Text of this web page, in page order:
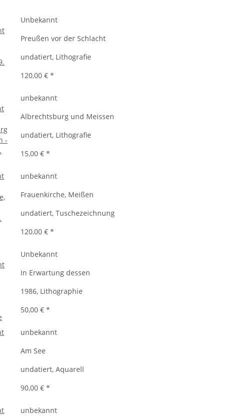
Unbekannt
Preußen vor der Schlacht
undatiert, Lithografie
120,00 €*
unbekannt
Albrechtsburg und Meissen
undatiert, Lithografie
15,00 €*
unbekannt
Frauenkirche, Meißen
undatiert, Tuschezeichnung
120,00 €*
Unbekannt
In Erwartung dessen
1986, Lithographie
50,00 €*
unbekannt
Am See
undatiert, Aquarell
90,00 €*
unbekannt